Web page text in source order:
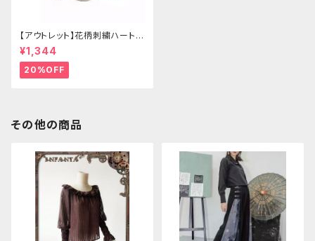
【アウトレット】花柄刺繍ハートバ
ッグ
¥1,344
20%OFF
その他の商品